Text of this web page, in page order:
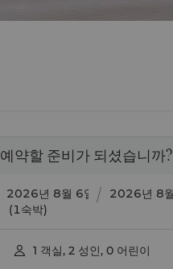
예약할 준비가 되셨습니까?
(1숙박)
 1 객실, 2 성인, 0 어린이